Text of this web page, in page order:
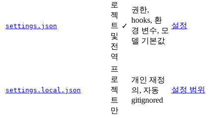
settings.json
로
젝
트
및
전
역
✓
권한,
hooks, 환
경 변수, 모
델 기본값
설정
settings.local.json
프
로
젝
트
만
개인 재정
의, 자동
gitignored
설정 범위